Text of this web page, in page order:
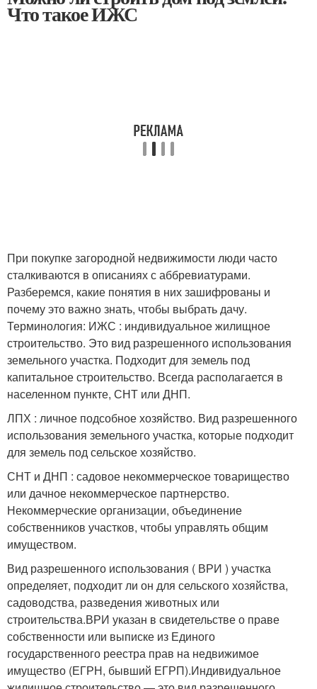
Что такое ИЖС
При покупке загородной недвижимости люди часто
сталкиваются в описаниях с аббревиатурами.
Разберемся, какие понятия в них зашифрованы и
почему это важно знать, чтобы выбрать дачу.
Терминология: ИЖС : индивидуальное жилищное
строительство. Это вид разрешенного использования
земельного участка. Подходит для земель под
капитальное строительство. Всегда располагается в
населенном пункте, СНТ или ДНП.
ЛПХ : личное подсобное хозяйство. Вид разрешенного
использования земельного участка, которые подходит
для земель под сельское хозяйство.
СНТ и ДНП : садовое некоммерческое товарищество
или дачное некоммерческое партнерство.
Некоммерческие организации, объединение
собственников участков, чтобы управлять общим
имуществом.
Вид разрешенного использования ( ВРИ ) участка
определяет, подходит ли он для сельского хозяйства,
садоводства, разведения животных или
строительства.ВРИ указан в свидетельстве о праве
собственности или выписке из Единого
государственного реестра прав на недвижимое
имущество (ЕГРН, бывший ЕГРП).Индивидуальное